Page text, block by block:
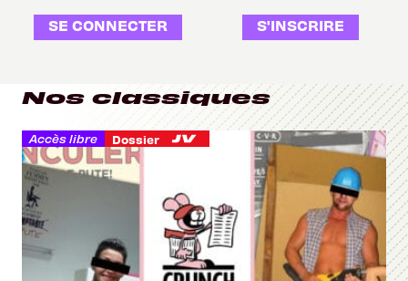
SE CONNECTER S'INSCRIRE
Nos classiques
Accès libre Dossier